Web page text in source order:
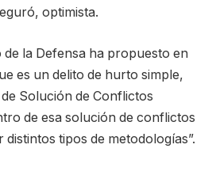
optimista.
de la Defensa ha propuesto en
es un delito de hurto simple,
Solución de Conflictos
de esa solución de conflictos
tipos de metodologías”.